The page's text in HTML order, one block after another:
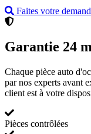
Faites votre
Garantie 24
Chaque pièce auto
par nos experts avant
client est à votre
Pièces contrôlées